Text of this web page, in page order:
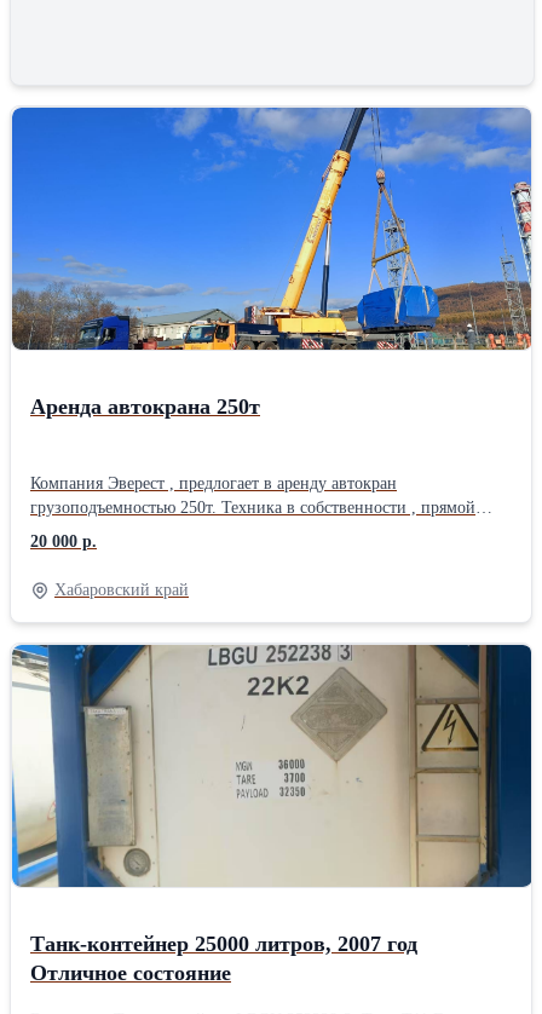
Аренда автокрана 250т
Компания Эверест , предлогает в аренду автокран
грузоподъемностью 250т. Техника в собственности , прямой
договор без посредников!!! Зарегистрировано ОПО , в наличии
все документы пром бехопасность, охрана труда , ЧТО, ПТО.
20 000 р.
Хабаровский край
Танк-контейнер 25000 литров, 2007 год
Отличное состояние